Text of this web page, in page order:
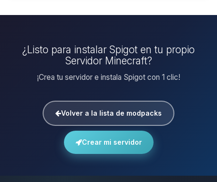
¿Listo para instalar Spigot en tu propio
Servidor Minecraft?
¡Crea tu servidor e instala Spigot con 1 clic!
Volver a la lista de modpacks
Crear mi servidor